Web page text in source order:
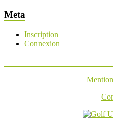
Meta
Inscription
Connexion